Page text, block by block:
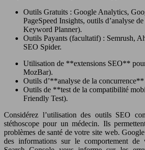
Outils Gratuits : Google Analytics,
PageSpeed Insights, outils d’analyse
Keyword Planner).
Outils Payants (facultatif) : Semrush,
SEO Spider.
Utilisation de **extensions SEO**
MozBar).
Outils d’**analyse de la
Outils de **test de la compatibilité
Friendly Test).
Considérez l’utilisation des outils SEO
stéthoscope pour un médecin. Ils
problèmes de santé de votre site web.
des informations sur le comportement de